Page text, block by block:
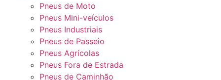
Pneus de Moto
Pneus Mini-veículos
Pneus Industriais
Pneus de Passeio
Pneus Agrícolas
Pneus Fora de Estrada
Pneus de Caminhão